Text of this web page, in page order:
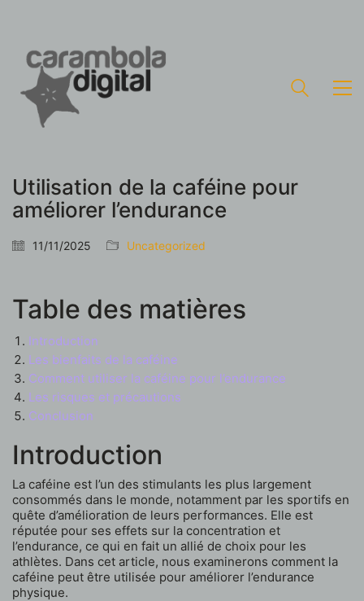
Utilisation de la caféine pour
améliorer l’endurance
11/11/2025 Uncategorized
Table des matières
Introduction
Les bienfaits de la caféine
Comment utiliser la caféine pour l’endurance
Les risques et précautions
Conclusion
Introduction
La caféine est l’un des stimulants les plus largement
consommés dans le monde, notamment par les sportifs en
quête d’amélioration de leurs performances. Elle est
réputée pour ses effets sur la concentration et
l’endurance, ce qui en fait un allié de choix pour les
athlètes. Dans cet article, nous examinerons comment la
caféine peut être utilisée pour améliorer l’endurance
physique.